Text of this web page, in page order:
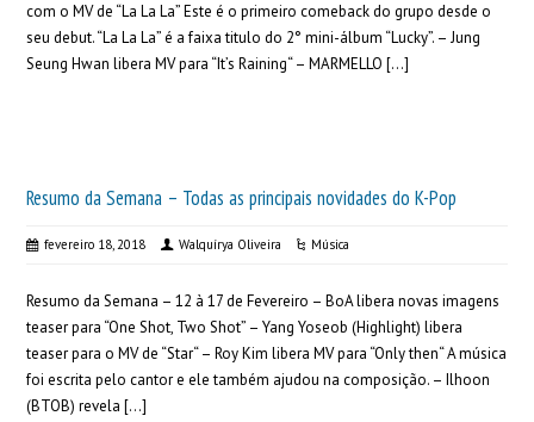
com o MV de “La La La” Este é o primeiro comeback do grupo desde o
seu debut. “La La La” é a faixa titulo do 2° mini-álbum “Lucky”. – Jung
Seung Hwan libera MV para “It’s Raining“ – MARMELLO […]
Resumo da Semana – Todas as principais novidades do K-Pop
fevereiro 18, 2018 Walquírya Oliveira Música
Resumo da Semana – 12 à 17 de Fevereiro – BoA libera novas imagens
teaser para “One Shot, Two Shot” – Yang Yoseob (Highlight) libera
teaser para o MV de “Star“ – Roy Kim libera MV para “Only then“ A música
foi escrita pelo cantor e ele também ajudou na composição. – Ilhoon
(BTOB) revela […]